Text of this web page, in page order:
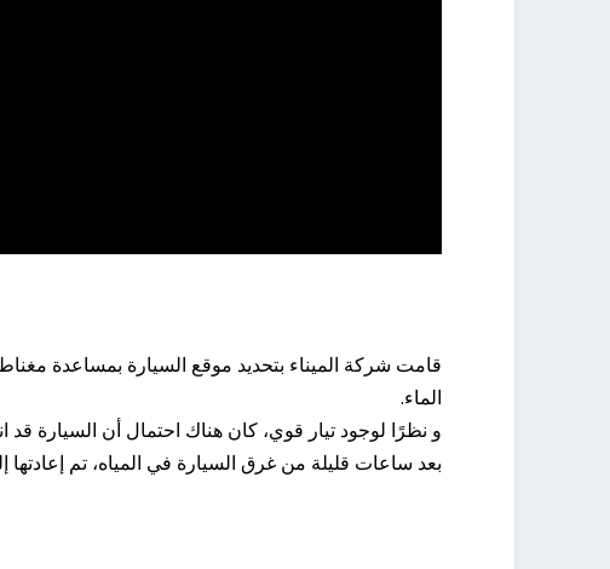
قامت شركة الميناء بتحديد موقع السيارة بمساعدة
الماء.
و نظرًا لوجود تيار قوي، كان هناك احتمال أن السيارة
بعد ساعات قليلة من غرق السيارة في المياه، تم إعادتها